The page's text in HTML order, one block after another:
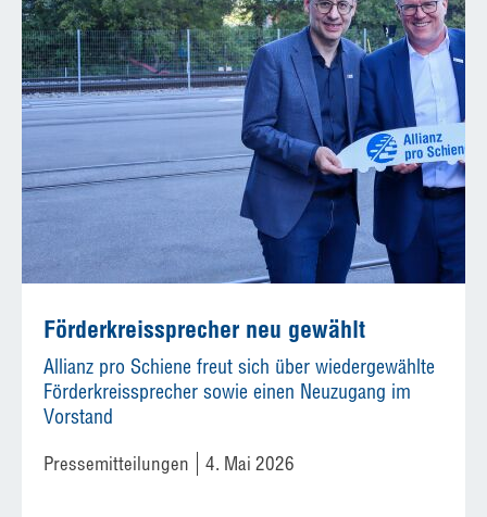
Förderkreissprecher neu gewählt
Allianz pro Schiene freut sich über wiedergewählte
Förderkreissprecher sowie einen Neuzugang im
Vorstand
Pressemitteilungen 4. Mai 2026